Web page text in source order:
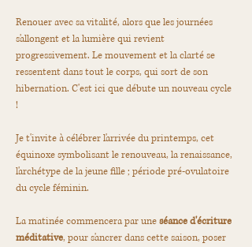
Renouer avec sa vitalité, alors que les journées
s'allongent et la lumière qui revient
progressivement. Le mouvement et la clarté se
ressentent dans tout le corps, qui sort de son
hibernation. C'est ici que débute un nouveau cycle
!
Je t'invite à célébrer l'arrivée du printemps, cet
équinoxe symbolisant le renouveau, la renaissance,
l'archétype de la jeune fille ; période pré-ovulatoire
du cycle féminin.
La matinée commencera par une séance d'écriture
méditative, pour s'ancrer dans cette saison, poser